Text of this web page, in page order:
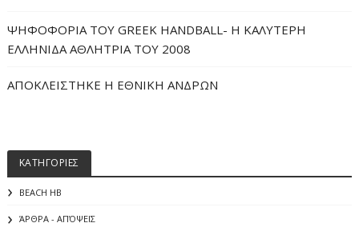
ΨΗΦΟΦΟΡΙΑ ΤΟΥ GREEK HANDBALL- H ΚΑΛΥΤΕΡΗ
ΕΛΛΗΝΙΔΑ ΑΘΛΗΤΡΙΑ ΤΟΥ 2008
ΑΠΟΚΛΕΙΣΤΗΚΕ Η ΕΘΝΙΚΗ ΑΝΔΡΩΝ
ΚΑΤΗΓΟΡΙΕΣ
BEACH HB
ΆΡΘΡΑ - ΑΠΌΨΕΙΣ